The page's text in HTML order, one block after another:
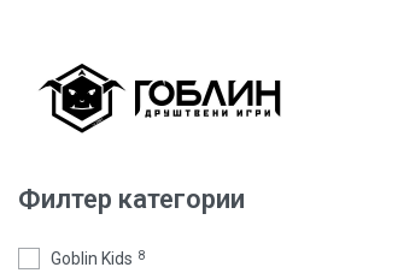
Филтер категории
Goblin Kids 8